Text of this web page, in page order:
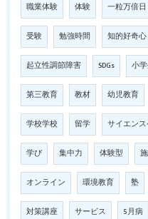
職業体験 体験 一粒万倍日
受験 勉強時間 知的好奇心
起立性調節障害 SDGs 小
第三教育 教材 幼児教育
学校学校 留学 サイエン
学び 集中力 体験型
オンライン 環境教育 塾
対策講座 サービス 5月病